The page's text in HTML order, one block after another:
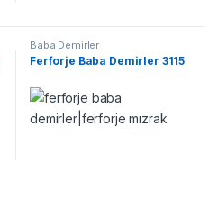
Baba Demirler
Ferforje Baba Demirler 3115